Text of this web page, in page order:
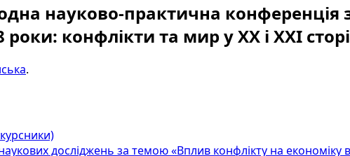
науково-практична конференція з
роки: конфлікти та мир у ХХ і ХХІ
.
досліджень за темою «Вплив конфлікту на економіку